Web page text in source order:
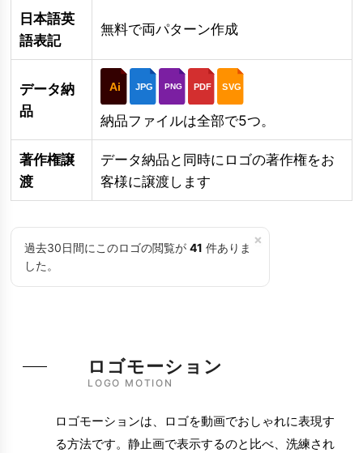
日本語英
語表記
無料で両パターン作成
データ納
品
Ai JPG PNG PDF SVG
納品ファイルは全部で5つ。
著作権譲
渡
データ納品と同時にロゴの著作権をお
客様に譲渡します
×
過去30日間にこのロゴの閲覧が 41 件ありま
した。
LOGO MOTION
ロゴモーション
ロゴモーションは、ロゴを動画でおしゃれに表現す
る方法です。静止画で表示するのと比べ、洗練され